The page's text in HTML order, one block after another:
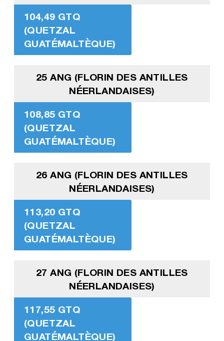
104,49 GTQ
(QUETZAL
GUATÉMALTÈQUE)
25 ANG (FLORIN DES ANTILLES
NÉERLANDAISES)
108,85 GTQ
(QUETZAL
GUATÉMALTÈQUE)
26 ANG (FLORIN DES ANTILLES
NÉERLANDAISES)
113,20 GTQ
(QUETZAL
GUATÉMALTÈQUE)
27 ANG (FLORIN DES ANTILLES
NÉERLANDAISES)
117,55 GTQ
(QUETZAL
GUATÉMALTÈQUE)